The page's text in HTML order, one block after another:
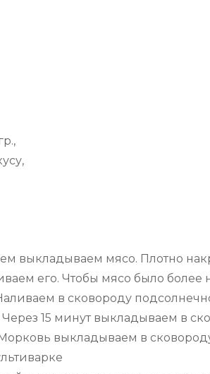
выкладываем мясо. Плотно
его. Чтобы мясо было
в сковороду
15 минут выкладываем в
выкладываем в